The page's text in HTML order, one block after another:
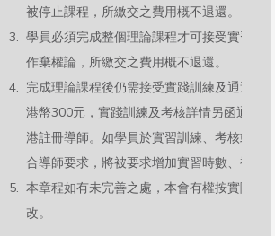
被停止課程，所繳交之費用概不退還。
學員必須完成整個理論課程才可接受實習訓
作棄權論，所繳交之費用概不退還。
完成理論課程後仍需接受實踐訓練及通過考
港幣300元，實踐訓練及考核詳情另函通知
港註冊導師。如學員於實習訓練、考核或其
合導師要求，將被要求增加實習時數、補考
本章程如有未完善之處，本會有權按實際情
改。